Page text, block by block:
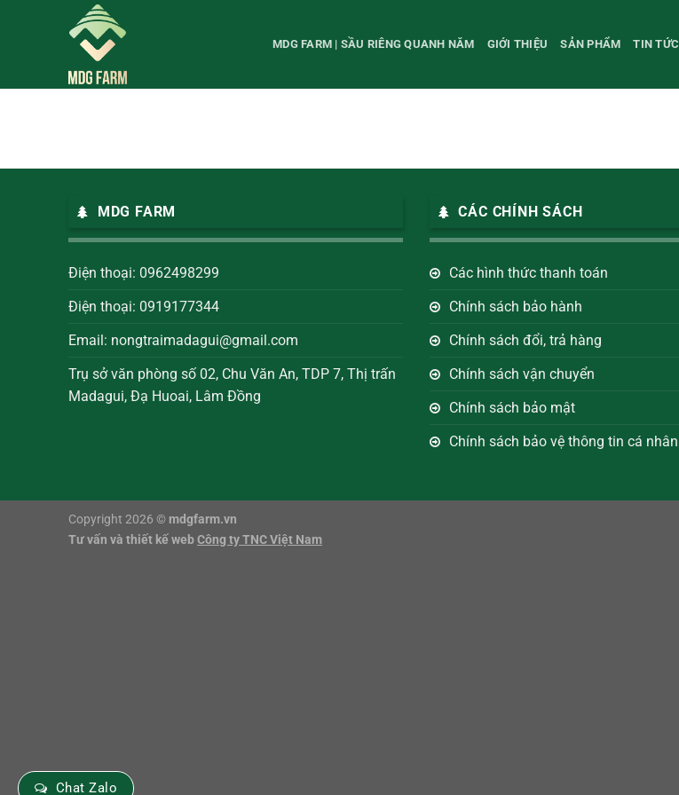
MDG FARM | SẦU RIÊNG QUANH NĂM GIỚI THIỆU SẢN PHẨM TIN TỨC
MDG FARM
Điện thoại: 0962498299
Điện thoại: 0919177344
Email: nongtraimadagui@gmail.com
Trụ sở văn phòng số 02, Chu Văn An, TDP 7, Thị trấn
Madagui, Đạ Huoai, Lâm Đồng
CÁC CHÍNH SÁCH
Các hình thức thanh toán
Chính sách bảo hành
Chính sách đổi, trả hàng
Chính sách vận chuyển
Chính sách bảo mật
Chính sách bảo vệ thông tin cá nhân
Chat Zalo
Copyright 2026 © mdgfarm.vn
Tư vấn và thiết kế webCông ty TNC Việt Nam